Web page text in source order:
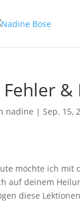
Fehler
nadine |Sep. 15,
möchte ich mit
auf deinem
diese